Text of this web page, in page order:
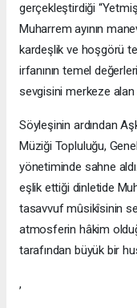
gerçekleştirdiği “Yetmiş
Muharrem ayının
kardeşlik ve hoşgörü
irfanının temel
sevgisini merkeze alan
Söyleşinin ardından
Müziği Topluluğu,
yönetiminde sahne
eşlik ettiği dinletide
tasavvuf mûsikîsinin
atmosferin hâkim
tarafından büyük bir
,